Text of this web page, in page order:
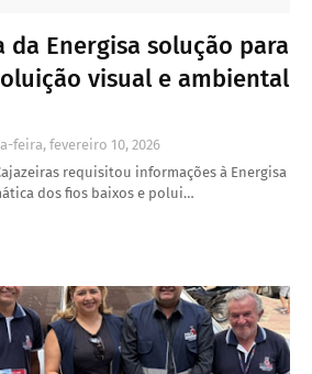
da Energisa solução para
visual e ambiental
feira, fevereiro 10, 2026
requisitou informações à Energisa
dos fios baixos e polui…